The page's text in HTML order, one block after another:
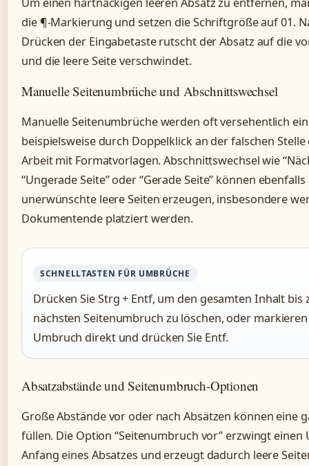
die ¶-Markierung und setzen die Schriftgröße auf 01.
Drücken der Eingabetaste rutscht der Absatz auf die
und die leere Seite verschwindet.
Manuelle Seitenumbrüche und Abschnittswechsel
Manuelle Seitenumbrüche werden oft versehentlich
beispielsweise durch Doppelklick an der falschen
Arbeit mit Formatvorlagen. Abschnittswechsel wie
“Ungerade Seite” oder “Gerade Seite” können ebenfalls
unerwünschte leere Seiten erzeugen, insbesondere
Dokumentende platziert werden.
SCHNELLTASTEN FÜR UMBRÜCHE
Drücken Sie Strg + Entf, um den gesamten Inhalt bis
nächsten Seitenumbruch zu löschen, oder markieren
Umbruch direkt und drücken Sie Entf.
Absatzabstände und Seitenumbruch-Optionen
Große Abstände vor oder nach Absätzen können eine
füllen. Die Option “Seitenumbruch vor” erzwingt einen
Anfang eines Absatzes und erzeugt dadurch leere